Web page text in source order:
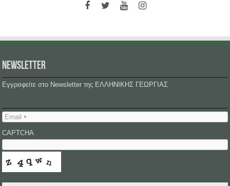
NEWSLETTER
Εγγραφείτε στο Newsletter της ΕΛΛΗΝΙΚΗΣ ΓΕΩΡΓΙΑΣ
Email *
CAPTCHA *